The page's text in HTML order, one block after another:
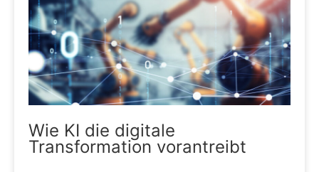
Wie KI die digitale
Transformation vorantreibt